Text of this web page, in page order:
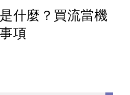
什麼？買流當機
項